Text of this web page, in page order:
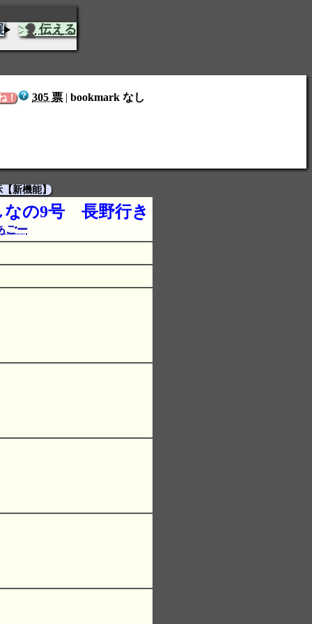
伝える
！ 305 票 | bookmark なし
【新機能】
なの9号 長野行き
ごー